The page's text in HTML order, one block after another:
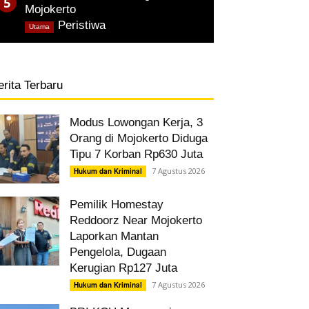
Mojokerto
Peristiwa,
Utama
Terbaru
Modus Lowongan Kerja, 3
Orang di Mojokerto Diduga
Tipu 7 Korban Rp630 Juta
Hukum dan Kriminal 7 Agustus 2026
Pemilik Homestay
Reddoorz Near Mojokerto
Laporkan Mantan
Pengelola, Dugaan
Kerugian Rp127 Juta
Hukum dan Kriminal 7 Agustus 2026